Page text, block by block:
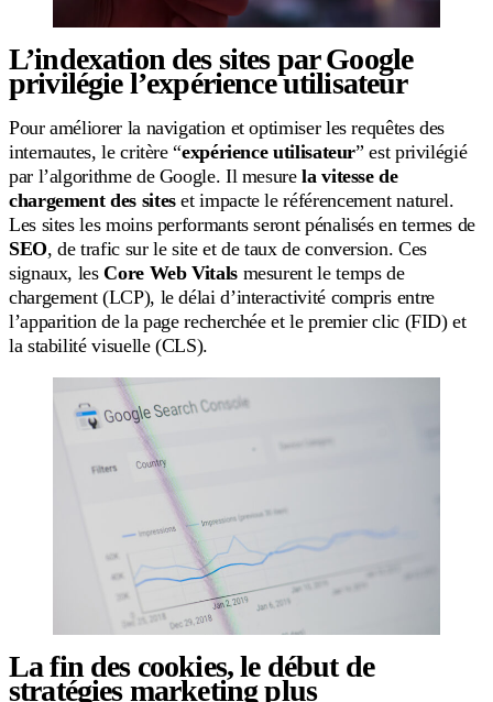
L’indexation des sites par Google
privilégie l’expérience utilisateur
Pour améliorer la navigation et optimiser les requêtes des
internautes, le critère “expérience utilisateur” est privilégié
par l’algorithme de Google. Il mesurela vitesse de
chargement des siteset impacte le référencement naturel.
Les sites les moins performants seront pénalisés en termes de
SEO, de trafic sur le site et de taux de conversion. Ces
signaux, lesCore Web Vitalsmesurent le temps de
chargement (LCP), le délai d’interactivité compris entre
l’apparition de la page recherchée et le premier clic (FID) et
la stabilité visuelle (CLS).
La fin des cookies, le début de
stratégies marketing plus